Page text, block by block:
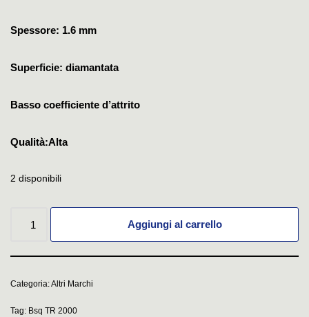
Spessore: 1.6 mm
Superficie: diamantata
Basso coefficiente d’attrito
Qualità:Alta
2 disponibili
Aggiungi al carrello
Categoria:Altri Marchi
Tag: Bsq TR 2000